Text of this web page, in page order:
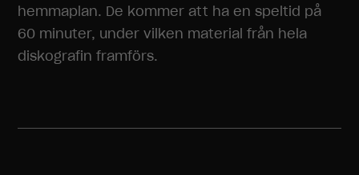
hemmaplan. De kommer att ha en speltid på
60 minuter, under vilken material från hela
diskografin framförs.